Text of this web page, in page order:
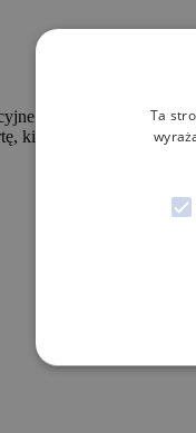
Bank
kiedy złożysz wniosek
Ta